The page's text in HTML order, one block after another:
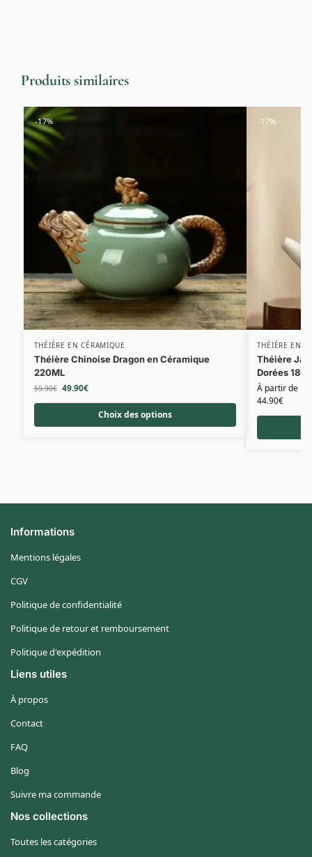
Produits similaires
-17%
THÉIÈRE EN CÉRAMIQUE
Théière Chinoise Dragon en Céramique
220ML
59.90€ 49.90€
Choix des options
-17%
THÉIÈRE EN
Théière
Dorées
À partir de
44.90€
Informations
Mentions légales
CGV
Politique de confidentialité
Politique de retour et remboursement
Politique d'expédition
Liens utiles
À propos
Contact
FAQ
Blog
Suivre ma commande
Nos collections
Toutes les catégories